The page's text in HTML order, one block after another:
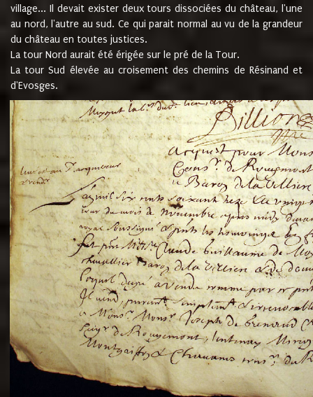
village... Il devait exister deux tours dissociées du château, l'une
au nord, l'autre au sud. Ce qui parait normal au vu de la grandeur
du château en toutes justices.
La tour Nord aurait été érigée sur le pré de la Tour.
La tour Sud élevée au croisement des chemins de Résinand et
d'Evosges.